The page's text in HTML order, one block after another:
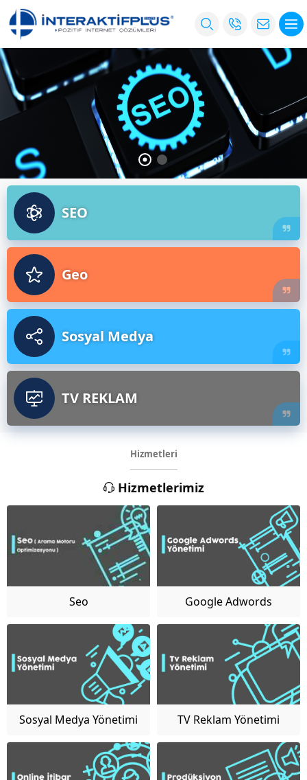
SEO
Geo
Sosyal Medya
TV REKLAM
Hizmetleri
Hizmetlerimiz
Seo
Google Adwords
Sosyal Medya Yönetimi TV Reklam Yönetimi